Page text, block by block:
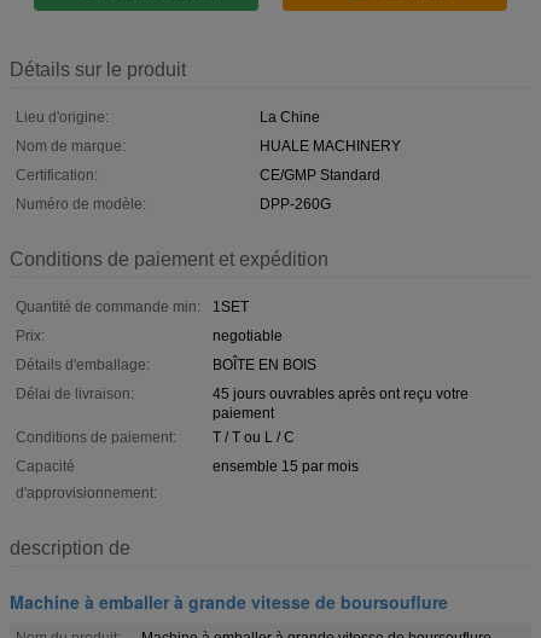
Détails sur le produit
Lieu d'origine:
La Chine
Nom de marque:
HUALE MACHINERY
Certification:
CE/GMP Standard
Numéro de modèle:
DPP-260G
Conditions de paiement et expédition
Quantité de commande min:
1SET
Prix:
negotiable
Détails d'emballage:
BOÎTE EN BOIS
Délai de livraison:
45 jours ouvrables après ont reçu votre
paiement
Conditions de paiement:
T / T ou L / C
Capacité
d'approvisionnement:
ensemble 15 par mois
description de
Machine à emballer à grande vitesse de boursouflure